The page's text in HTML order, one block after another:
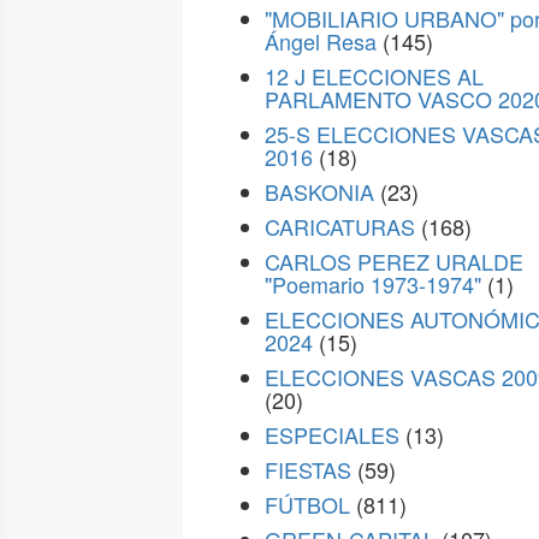
"MOBILIARIO URBANO"
Ángel Resa (145)
12 J ELECCIONES AL
PARLAMENTO VASCO
25-S ELECCIONES
2016 (18)
BASKONIA (23)
CARICATURAS (168)
CARLOS PEREZ URALDE
"Poemario 1973-1974" (1)
ELECCIONES
2024 (15)
ELECCIONES VASCAS
(20)
ESPECIALES (13)
FIESTAS (59)
FÚTBOL (811)